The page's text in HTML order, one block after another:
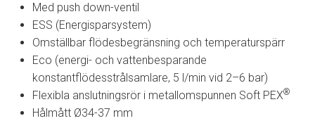
Med push down-ventil
ESS (Energisparsystem)
Omställbar flödesbegränsning och temperaturspärr
Eco (energi- och vattenbesparande
konstantflödesstrålsamlare, 5 l/min vid 2–6 bar)
Flexibla anslutningsrör i metallomspunnen Soft PEX®
Hålmått Ø34-37 mm